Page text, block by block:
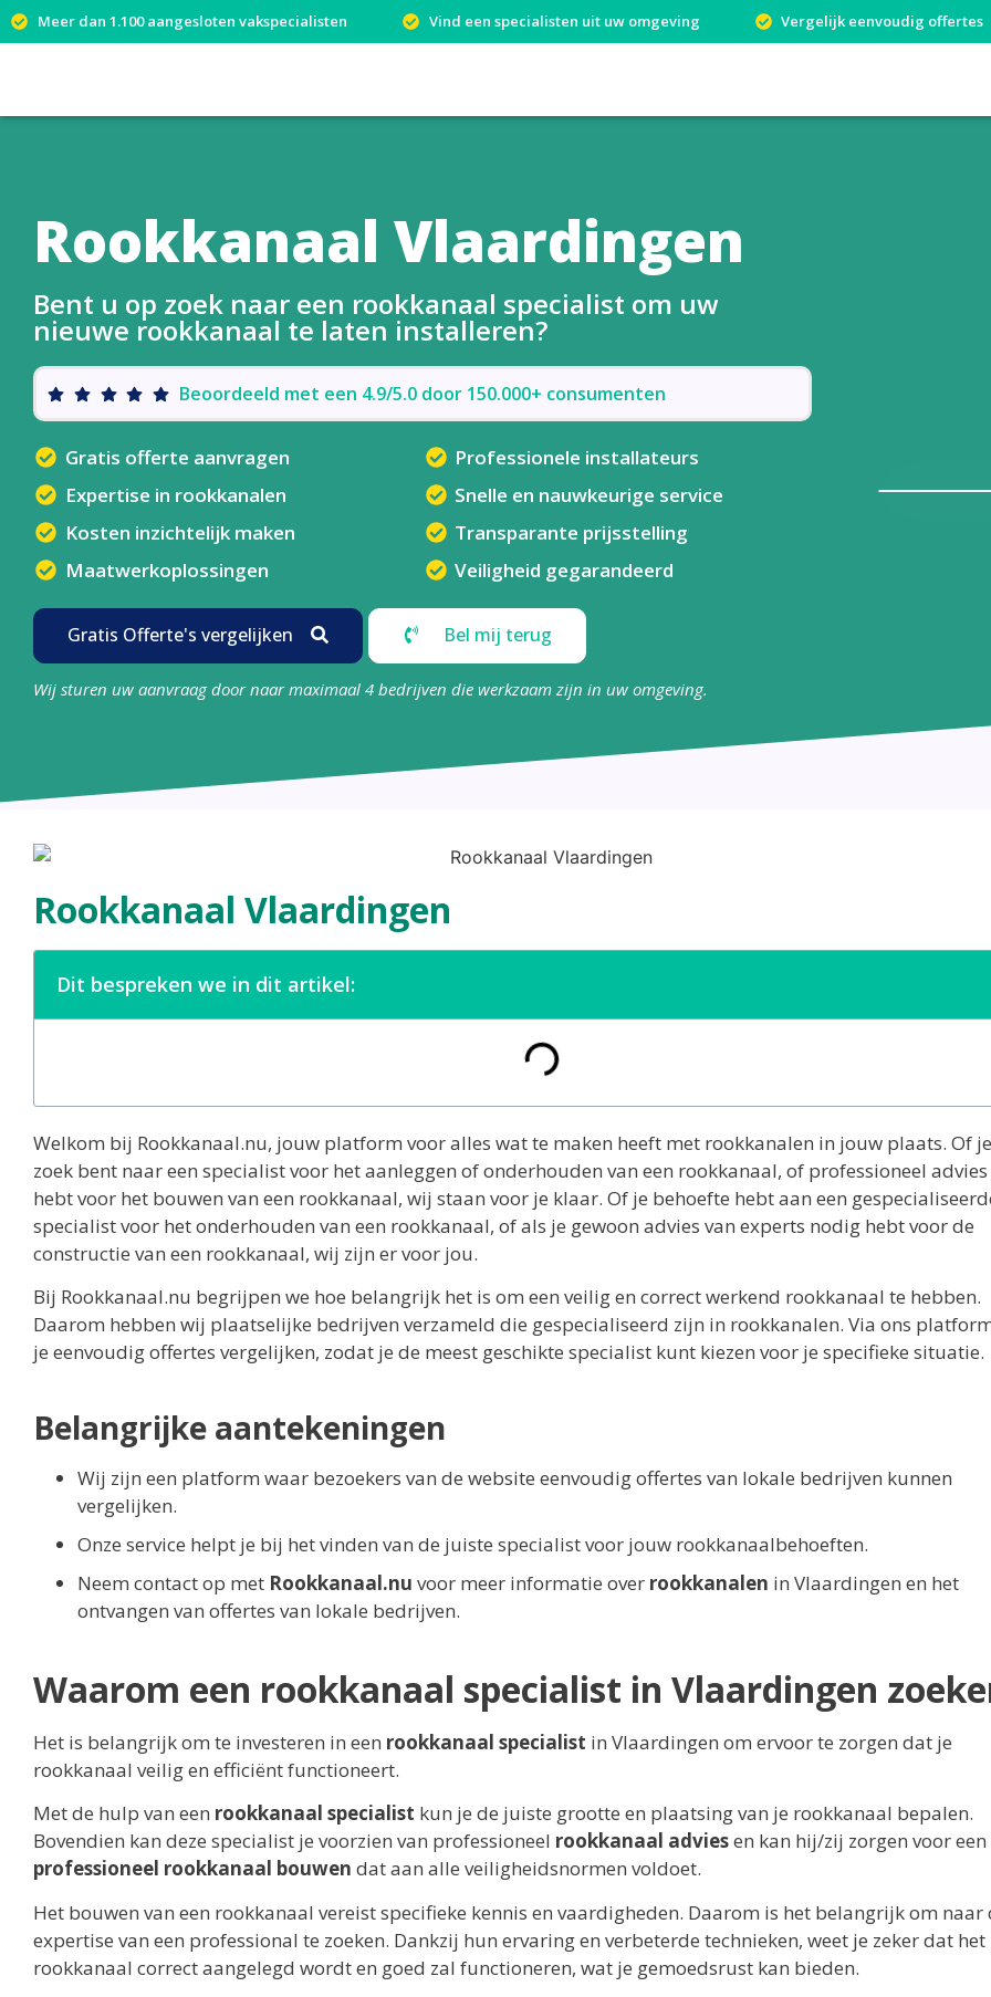
Meer dan 1.100 aangesloten vakspecialisten Vind een specialisten uit uw omgeving Vergelijk eenvoudig offertes
Rookkanaal Vlaardingen
Bent u op zoek naar een rookkanaal specialist om uw
nieuwe rookkanaal te laten installeren?
Beoordeeld met een 4.9/5.0 door 150.000+ consumenten
Gratis offerte aanvragen
Expertise in rookkanalen
Kosten inzichtelijk maken
Maatwerkoplossingen
Professionele installateurs
Snelle en nauwkeurige service
Transparante prijsstelling
Veiligheid gegarandeerd
Gratis Offerte's vergelijken Bel mij terug
Wij sturen uw aanvraag door naar maximaal 4 bedrijven die werkzaam zijn in uw omgeving.
Rookkanaal Vlaardingen
Dit bespreken we in dit artikel:
Welkom bij Rookkanaal.nu, jouw platform voor alles wat te maken heeft met rookkanalen in jouw plaats. Of
zoek bent naar een specialist voor het aanleggen of onderhouden van een rookkanaal, of professioneel
hebt voor het bouwen van een rookkanaal, wij staan voor je klaar. Of je behoefte hebt aan een
specialist voor het onderhouden van een rookkanaal, of als je gewoon advies van experts nodig hebt voor de
constructie van een rookkanaal, wij zijn er voor jou.
Bij Rookkanaal.nu begrijpen we hoe belangrijk het is om een veilig en correct werkend rookkanaal te hebben.
Daarom hebben wij plaatselijke bedrijven verzameld die gespecialiseerd zijn in rookkanalen. Via ons
je eenvoudig offertes vergelijken, zodat je de meest geschikte specialist kunt kiezen voor je specifieke situatie.
Belangrijke aantekeningen
Wij zijn een platform waar bezoekers van de website eenvoudig offertes van lokale bedrijven kunnen
vergelijken.
Onze service helpt je bij het vinden van de juiste specialist voor jouw rookkanaalbehoeften.
Neem contact op met Rookkanaal.nu voor meer informatie over rookkanalen in Vlaardingen en het
ontvangen van offertes van lokale bedrijven.
Waarom een rookkanaal specialist in Vlaardingen
Het is belangrijk om te investeren in een rookkanaal specialist in Vlaardingen om ervoor te zorgen dat je
rookkanaal veilig en efficiënt functioneert.
Met de hulp van een rookkanaal specialist kun je de juiste grootte en plaatsing van je rookkanaal bepalen.
Bovendien kan deze specialist je voorzien van professioneel rookkanaal adviesen kan hij/zij zorgen voor een
professioneel rookkanaal bouwen dat aan alle veiligheidsnormen voldoet.
Het bouwen van een rookkanaal vereist specifieke kennis en vaardigheden. Daarom is het belangrijk om naar
expertise van een professional te zoeken. Dankzij hun ervaring en verbeterde technieken, weet je zeker dat het
rookkanaal correct aangelegd wordt en goed zal functioneren, wat je gemoedsrust kan bieden.